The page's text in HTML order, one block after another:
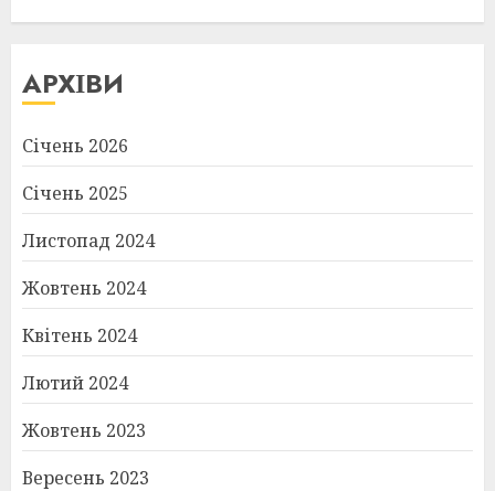
АРХІВИ
Січень 2026
Січень 2025
Листопад 2024
Жовтень 2024
Квітень 2024
Лютий 2024
Жовтень 2023
Вересень 2023